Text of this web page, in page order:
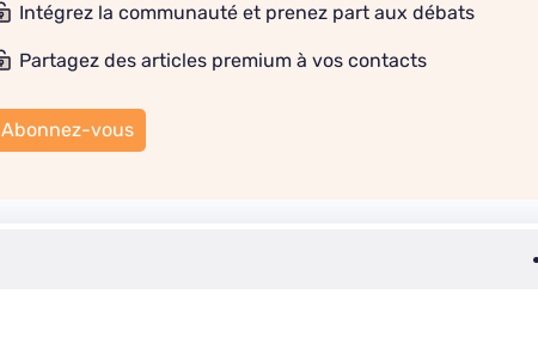
Intégrez la communauté et prenez part aux débats
Partagez des articles premium à vos contacts
Abonnez-vous